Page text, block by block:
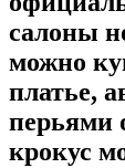
салоны
можно
платье,
перьями
крокус